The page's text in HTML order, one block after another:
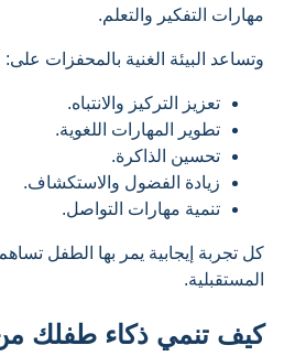
مهارات التفكير والتعلم.
وتساعد البيئة الغنية بالمحفزات على:
تعزيز التركيز والانتباه.
تطوير المهارات اللغوية.
تحسين الذاكرة.
زيادة الفضول والاستكشاف.
تنمية مهارات التواصل.
كل تجربة إيجابية يمر بها الطفل
المستقبلية.
كيف تنمي ذكاء طفلك من